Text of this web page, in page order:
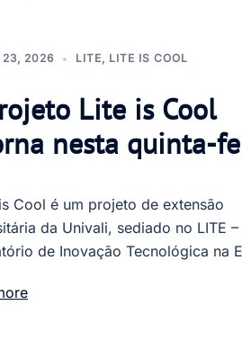
23, 2026 LITE, LITE IS COOL
Lite is Cool
nesta quinta-
Cool é um projeto de extensão
da Univali, sediado no LITE –
de Inovação Tecnológica na